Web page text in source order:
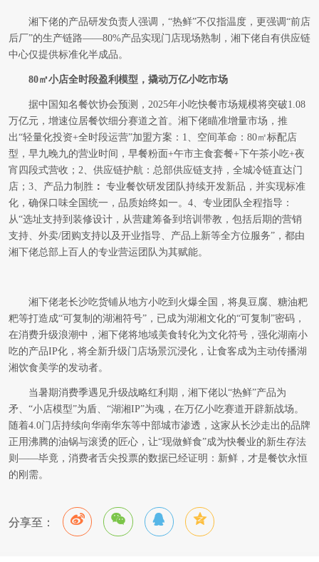
湘下佬的产品研发负责人强调，“热鲜”不仅指温度，更强调“前店
后厂”的生产链路——80%产品实现门店现场熟制，湘下佬自有供应链
中心仅提供标准化半成品。
80㎡小店全时段盈利模型，撬动万亿小吃市场
据中国知名餐饮协会预测，2025年小吃快餐市场规模将突破1.08
万亿元，增速位居餐饮细分赛道之首。湘下佬瞄准增量市场，推
出“轻量化投资+全时段运营”加盟方案：1、空间革命：80㎡标配店
型，早九晚九的营业时间，早餐粉面+午市主食套餐+下午茶小吃+夜
宵四段式营收；2、供应链护航：总部供应链支持，全城冷链直达门
店；3、产品力制胜： 专业餐饮研发团队持续开发新品，并实现标准
化，确保口味全国统一，品质始终如一。4、专业团队全程指导：
从“选址支持到装修设计，从营建筹备到培训带教，包括后期的营销
支持、外卖/团购支持以及开业指导、产品上新等全方位服务”，都由
湘下佬总部上百人的专业营运团队为其赋能。
湘下佬老长沙吃货铺从地方小吃到火爆全国，将臭豆腐、糖油粑
粑等打造成“可复制的湖湘符号”，已成为湖湘文化的“可复制”密码，
在消费升级浪潮中，湘下佬将地域美食转化为文化符号，强化湖南小
吃的产品IP化，将全新升级门店场景沉浸化，让食客成为主动传播湖
湘饮食美学的发动者。
当暑期消费季遇见升级战略红利期，湘下佬以“热鲜”产品为
矛、“小店模型”为盾、“湖湘IP”为魂，在万亿小吃赛道开辟新战场。
随着4.0门店持续向华南华东等中部城市渗透，这家从长沙走出的品牌
正用沸腾的油锅与滚烫的匠心，让“现做鲜食”成为快餐业的新生存法
则——毕竟，消费者舌尖投票的数据已经证明：新鲜，才是餐饮永恒
的刚需。
分享至：